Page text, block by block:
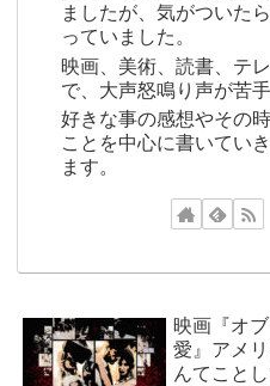
ましたが、気がついた
っていました。
映画、美術、読書、テ
で、大声怒鳴り声が苦手
好きな事の感想やその
ことを中心に書いてい
ます。
映画『オ
愛』アメ
んてこと